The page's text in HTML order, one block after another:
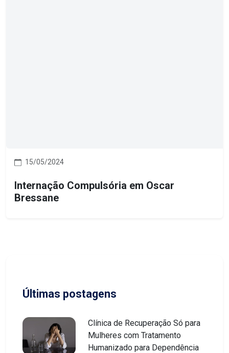
15/05/2024
Internação Compulsória em Oscar
Bressane
Últimas postagens
Clínica de Recuperação Só para
Mulheres com Tratamento
Humanizado para Dependência